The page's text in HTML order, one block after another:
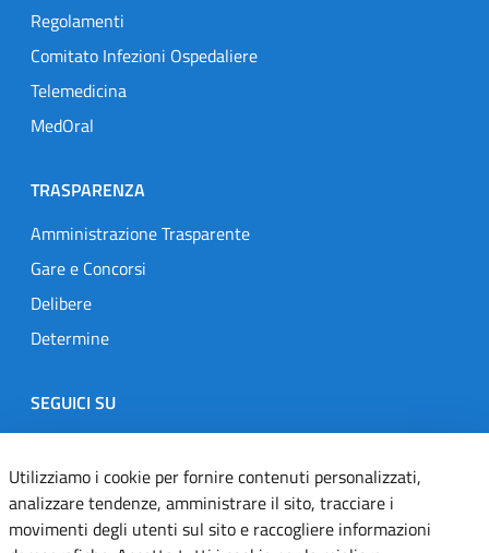
Regolamenti
Comitato Infezioni Ospedaliere
Telemedicina
MedOral
TRASPARENZA
Amministrazione Trasparente
Gare e Concorsi
Delibere
Determine
SEGUICI SU
Designers Italia
TwitterInstagramYoutubeLinkedin
Utilizziamo i cookie per fornire contenuti personalizzati,
analizzare tendenze, amministrare il sito, tracciare i
movimenti degli utenti sul sito e raccogliere informazioni